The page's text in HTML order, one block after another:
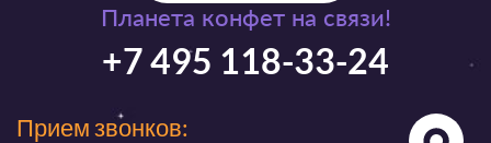
Планета конфет на связи!
+7 495 118-33-24
Прием звонков: